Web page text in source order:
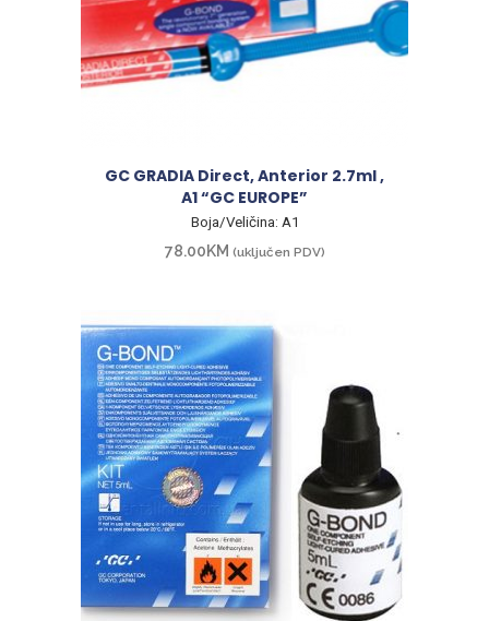
GC GRADIA Direct, Anterior 2.7ml ,
A1 “GC EUROPE”
Boja/Veličina: A1
78.00KM (uključen PDV)